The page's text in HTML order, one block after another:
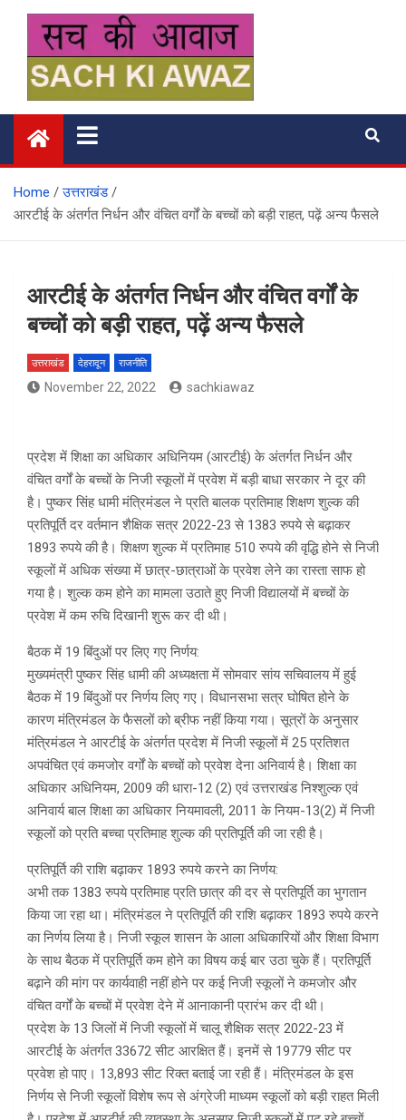
content
सच की आवाज
Home
उत्तराखंड
आरटीई के अंतर्गत निर्धन और वंचित वर्गों के बच्चों को बड़ी राहत, पढ़ें अन्‍य फैसले
आरटीई के अंतर्गत निर्धन और वंचित वर्गों के
बच्चों को बड़ी राहत, पढ़ें अन्‍य फैसले
उत्तराखंड देहरादून राजनीति
November 22, 2022 sachkiawaz
प्रदेश में शिक्षा का अधिकार अधिनियम (आरटीई) के अंतर्गत निर्धन और
वंचित वर्गों के बच्चों के निजी स्कूलों में प्रवेश में बड़ी बाधा सरकार ने दूर की
है। पुष्कर सिंह धामी मंत्रिमंडल ने प्रति बालक प्रतिमाह शिक्षण शुल्क की
प्रतिपूर्ति दर वर्तमान शैक्षिक सत्र 2022-23 से 1383 रुपये से बढ़ाकर
1893 रुपये की है। शिक्षण शुल्क में प्रतिमाह 510 रुपये की वृद्धि होने से निजी
स्कूलों में अधिक संख्या में छात्र-छात्राओं के प्रवेश लेने का रास्ता साफ हो
गया है। शुल्क कम होने का मामला उठाते हुए निजी विद्यालयों में बच्चों के
प्रवेश में कम रुचि दिखानी शुरू कर दी थी।
बैठक में 19 बिंदुओं पर लिए गए निर्णय:
मुख्यमंत्री पुष्कर सिंह धामी की अध्यक्षता में सोमवार सांय सचिवालय में हुई
बैठक में 19 बिंदुओं पर निर्णय लिए गए। विधानसभा सत्र घोषित होने के
कारण मंत्रिमंडल के फैसलों को ब्रीफ नहीं किया गया। सूत्रों के अनुसार
मंत्रिमंडल ने आरटीई के अंतर्गत प्रदेश में निजी स्कूलों में 25 प्रतिशत
अपवंचित एवं कमजोर वर्गों के बच्चों को प्रवेश देना अनिवार्य है। शिक्षा का
अधिकार अधिनियम, 2009 की धारा-12 (2) एवं उत्तराखंड निश्शुल्क एवं
अनिवार्य बाल शिक्षा का अधिकार नियमावली, 2011 के नियम-13(2) में निजी
स्कूलों को प्रति बच्चा प्रतिमाह शुल्क की प्रतिपूर्ति की जा रही है।
प्रतिपूर्ति की राशि बढ़ाकर 1893 रुपये करने का निर्णय:
अभी तक 1383 रुपये प्रतिमाह प्रति छात्र की दर से प्रतिपूर्ति का भुगतान
किया जा रहा था। मंत्रिमंडल ने प्रतिपूर्ति की राशि बढ़ाकर 1893 रुपये करने
का निर्णय लिया है। निजी स्कूल शासन के आला अधिकारियों और शिक्षा विभाग
के साथ बैठक में प्रतिपूर्ति कम होने का विषय कई बार उठा चुके हैं। प्रतिपूर्ति
बढ़ाने की मांग पर कार्यवाही नहीं होने पर कई निजी स्कूलों ने कमजोर और
वंचित वर्गों के बच्चों में प्रवेश देने में आनाकानी प्रारंभ कर दी थी।
प्रदेश के 13 जिलों में निजी स्कूलों में चालू शैक्षिक सत्र 2022-23 में
आरटीई के अंतर्गत 33672 सीट आरक्षित हैं। इनमें से 19779 सीट पर
प्रवेश हो पाए। 13,893 सीट रिक्त बताई जा रही हैं। मंत्रिमंडल के इस
निर्णय से निजी स्कूलों विशेष रूप से अंग्रेजी माध्यम स्कूलों को बड़ी राहत मिली